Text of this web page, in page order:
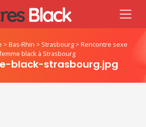
> Bas-Rhin > Strasbourg > Rencontre sexe
black à Strasbourg
black-strasbourg.jpg